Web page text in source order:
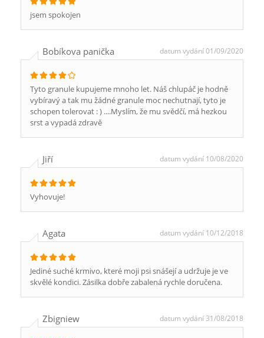
jsem spokojen
Bobíkova panička datum vydání 01/09/2020
Tyto granule kupujeme mnoho let. Náš chlupáč je hodně
vybíravý a tak mu žádné granule moc nechutnají, tyto je
schopen tolerovat : ) ....Myslím, že mu svědčí, má hezkou
srst a vypadá zdravě
Jiří datum vydání 10/08/2020
Vyhovuje!
Agata datum vydání 10/12/2018
Jediné suché krmivo, které moji psi snášejí a udržuje je ve
skvělé kondici. Zásilka dobře zabalená rychle doručena.
Zbigniew datum vydání 31/08/2018